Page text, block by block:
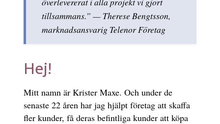
tillsammans.” — Therese Bengtsson,
marknadsansvarig Telenor Företag
Hej!
Mitt namn är Krister Maxe. Och under de
senaste 22 åren har jag hjälpt företag att skaffa
fler kunder, få deras befintliga kunder att köpa